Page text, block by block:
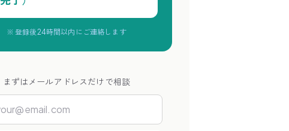
※ 登録後24時間以内にご連絡します
まずはメールアドレスだけで相談